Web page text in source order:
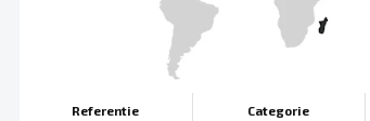
Referentie Categorie